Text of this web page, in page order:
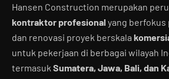
Hansen Construction merupakan
kontraktor profesional yang berfokus
dan renovasi proyek berskala
untuk pekerjaan di berbagai wilayah
termasuk Sumatera, Jawa, Bali, dan